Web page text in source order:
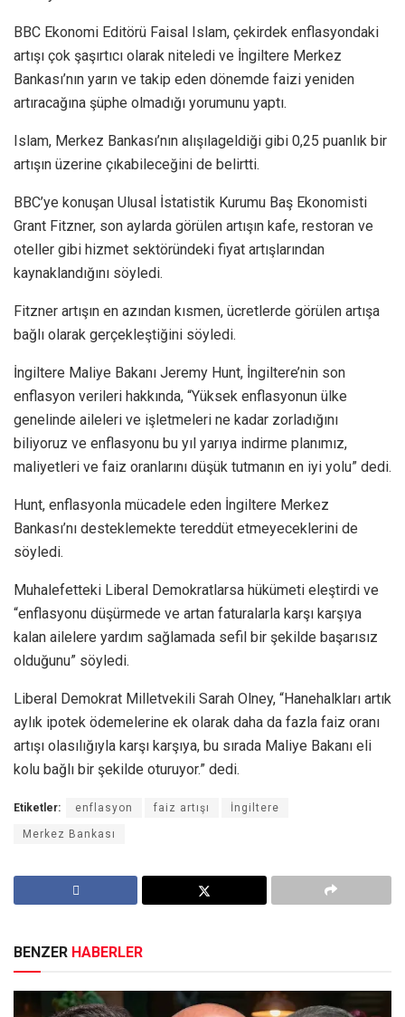
BBC Ekonomi Editörü Faisal Islam, çekirdek enflasyondaki
artışı çok şaşırtıcı olarak niteledi ve İngiltere Merkez
Bankası’nın yarın ve takip eden dönemde faizi yeniden
artıracağına şüphe olmadığı yorumunu yaptı.
Islam, Merkez Bankası’nın alışılageldiği gibi 0,25 puanlık bir
artışın üzerine çıkabileceğini de belirtti.
BBC’ye konuşan Ulusal İstatistik Kurumu Baş Ekonomisti
Grant Fitzner, son aylarda görülen artışın kafe, restoran ve
oteller gibi hizmet sektöründeki fiyat artışlarından
kaynaklandığını söyledi.
Fitzner artışın en azından kısmen, ücretlerde görülen artışa
bağlı olarak gerçekleştiğini söyledi.
İngiltere Maliye Bakanı Jeremy Hunt, İngiltere’nin son
enflasyon verileri hakkında, “Yüksek enflasyonun ülke
genelinde aileleri ve işletmeleri ne kadar zorladığını
biliyoruz ve enflasyonu bu yıl yarıya indirme planımız,
maliyetleri ve faiz oranlarını düşük tutmanın en iyi yolu” dedi.
Hunt, enflasyonla mücadele eden İngiltere Merkez
Bankası’nı desteklemekte tereddüt etmeyeceklerini de
söyledi.
Muhalefetteki Liberal Demokratlarsa hükümeti eleştirdi ve
“enflasyonu düşürmede ve artan faturalarla karşı karşıya
kalan ailelere yardım sağlamada sefil bir şekilde başarısız
olduğunu” söyledi.
Liberal Demokrat Milletvekili Sarah Olney, “Hanehalkları artık
aylık ipotek ödemelerine ek olarak daha da fazla faiz oranı
artışı olasılığıyla karşı karşıya, bu sırada Maliye Bakanı eli
kolu bağlı bir şekilde oturuyor.” dedi.
Etiketler: enflasyon faiz artışı İngiltere
Merkez Bankası
BENZER HABERLER